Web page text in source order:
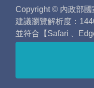
Copyright © 內政部
建議瀏覽解析度：
並符合【Safari 、